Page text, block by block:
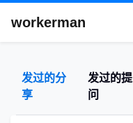
workerman
发过的分
享
发过的提
问